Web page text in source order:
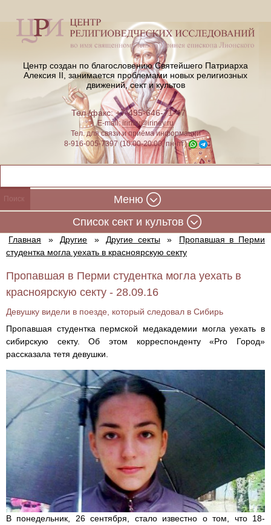
Центр создан по благословению Святейшего Патриарха
Алексия II, занимается проблемами новых религиозных
движений, сект и культов
Тел./факс: +7-495-646-71-47
E-mail:iriney@iriney.ru
Тел. для связи и приёма информации
8-916-005-7397 (10:00-20:00, пн-пт)
Меню
Cписок сект и культов
Главная » Другие » Другие секты »
Пропавшая в Перми
студентка могла уехать в красноярскую секту
Пропавшая в Перми студентка могла уехать в
красноярскую секту - 28.09.16
Девушку видели в поезде, который следовал в Сибирь
Пропавшая студентка пермской медакадемии могла уехать в
сибирскую секту. Об этом корреспонденту «Prо Город»
рассказала тетя девушки.
В понедельник, 26 сентября, стало известно о том, что 18-